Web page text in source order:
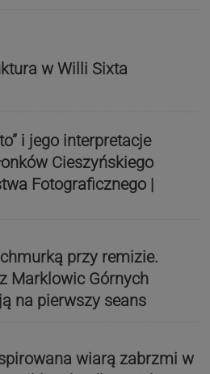
w Willi Sixta
i jego interpretacje
Cieszyńskiego
Fotograficznego |
przy remizie.
Marklowic Górnych
na pierwszy seans
wiarą zabrzmi w